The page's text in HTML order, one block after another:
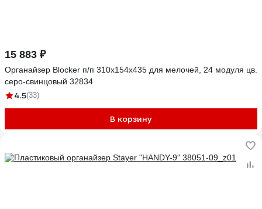
15 883 ₽
Органайзер Blocker п/п 310х154х435 для мелочей, 24 модуля цв.
серо-свинцовый 32834
4.5(33)
В корзину